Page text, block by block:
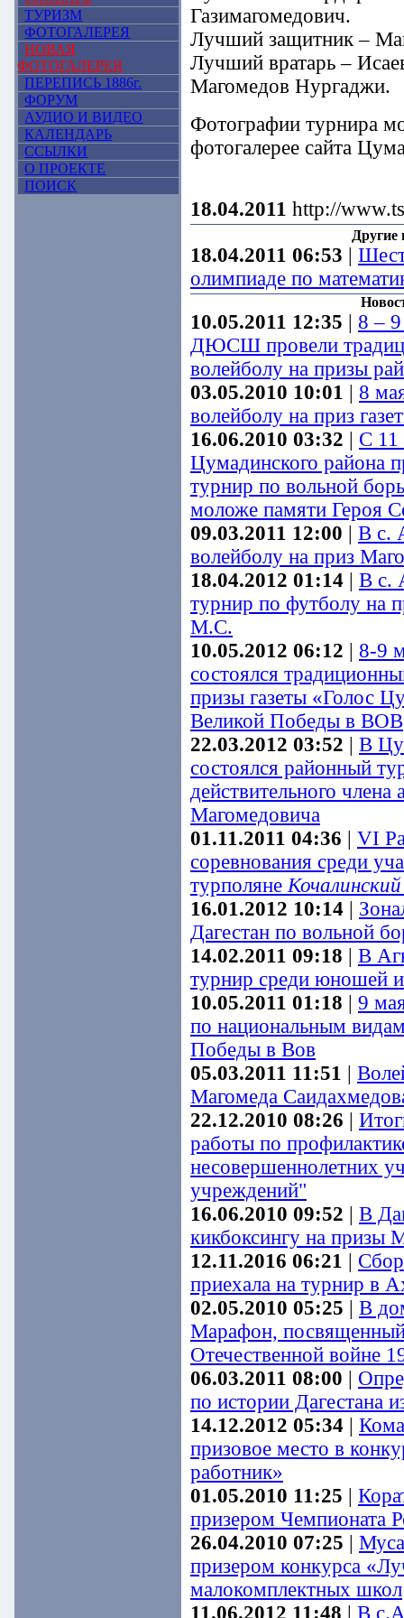
ТУРИЗМ
ФОТОГАЛЕРЕЯ
НОВАЯ
ФОТОГАЛЕРЕЯ
ПЕРЕПИСЬ 1886г.
ФОРУМ
АУДИО И ВИДЕО
КАЛЕНДАРЬ
ССЫЛКИ
О ПРОЕКТЕ
ПОИСК
Газимагомедович.
Лучший защитник –
Лучший вратарь –
Магомедов Нургаджи.
Фотографии турнира
фотогалерее сайта
18.04.2011 http://
Другие
18.04.2011 06:53 |
олимпиаде по
10.05.2011 12:35 | 8 –
ДЮСШ провели
волейболу на призы
03.05.2010 10:01 | 8
волейболу на приз
16.06.2010 03:32 | С 11
Цумадинского района
турнир по вольной
моложе памяти Героя
09.03.2011 12:00 | В с.
волейболу на приз
18.04.2012 01:14 | В с.
турнир по футболу на
М.С.
10.05.2012 06:12 | 8-9
состоялся
призы газеты «Голос
Великой Победы в ВОВ
22.03.2012 03:52 | В
состоялся районный
действительного
Магомедовича
01.11.2011 04:36 | VI
соревнования среди
турполяне
16.01.2012 10:14 |
Дагестан по вольной
14.02.2011 09:18 | В
турнир среди юношей
10.05.2011 01:18 | 9
по национальным
Победы в Вов
05.03.2011 11:51 |
Магомеда
22.12.2010 08:26 |
работы по
несовершеннолетних
учреждений"
16.06.2010 09:52 | В
кикбоксингу на призы
12.11.2016 06:21 |
приехала на турнир в
02.05.2010 05:25 | В
Марафон,
Отечественной войне
06.03.2011 08:00 |
по истории Дагестана
14.12.2012 05:34 |
призовое место в
работник»
01.05.2010 11:25 |
призером Чемпионата
26.04.2010 07:25 |
призером конкурса
малокомплектных школ
11.06.2012 11:48 | В